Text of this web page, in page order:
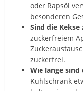
oder Rapsöl
besonderen
Sind die Kekse
zuckerfreiem
zuckerfrei.
Wie lange sind
Kühlschrank